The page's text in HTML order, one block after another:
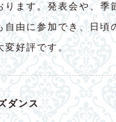
ります。発表会や、季
自由に参加でき、日頃
変好評です。
ダンス